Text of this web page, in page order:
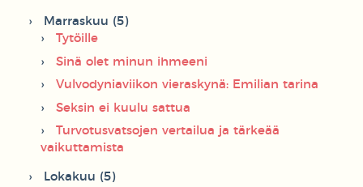
Marraskuu (5)
Tytöille
Sinä olet minun ihmeeni
Vulvodyniaviikon vieraskynä: Emilian tarina
Seksin ei kuulu sattua
Turvotusvatsojen vertailua ja tärkeää
vaikuttamista
Lokakuu (5)